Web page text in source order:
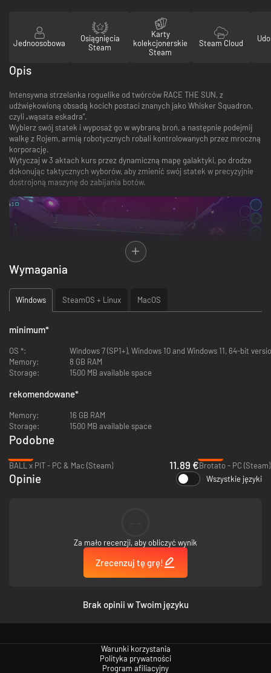
Jednoosobowa
Osiągnięcia
Steam
Karty
kolekcjonerskie
Steam
Steam Cloud
Opis
Intensywna strzelanka roguelike od twórców RACE THE SUN, z
udźwiękowioną obsadą kocich postaci znanych jako Whisker Squadron,
czyli „wąsata eskadra”.
Wybierz swój statek i wyposaż go w wybraną broń, a następnie podejmij
walkę z Rojem, armią robotycznych robali kontrolowanych przez mroczną
korporację.
Wytyczaj w 3 aktach kurs przez dynamiczną mapę galaktyki, po drodze
dokonując taktycznych wyborów, aby zmienić swój statek w precyzyjnie
dostrojoną maszynę do zabijania botów.
Każdy losowy bieg to okazja do walki z falami botów Roju, a jednocześnie
doskonalenia umiejętności, poznawania członków załogi i dowiadywania
się więcej o tajemniczym pochodzeniu Gigi, przywódczyni wąsatej
ulepszenia statku i możliwą do odblokowania broń.
Cechy
3 odrębne akty, każdy z unikalnymi przeciwnikami i walkami z
Udźwiękowiona obsada postaci
3 statki, 7 broni i dziesiątki ulepszeń do wyboru
Odblokuj i ukończ ponad 2 tuziny wyzwań, aby wykazać swoje
Wymagania
Windows SteamOS + Linux MacOS
minimum*
OS *:
Windows 7 (SP1+), Windows 10 and Windows 11, 64-bit
Memory:
8 GB RAM
Storage:
1500 MB available space
rekomendowane*
Memory:
16 GB RAM
Storage:
1500 MB available space
Podobne
BALL x PIT - PC & Mac (Steam)
11.89 €Brotato - PC (Steam)
Opinie Wszystkie języki
Za mało recenzji, aby obliczyć wynik
Zrecenzuj tę grę!
Brak opinii w Twoim języku
Warunki korzystania
Polityka prywatności
Program afiliacyjny